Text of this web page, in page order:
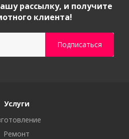
рассылку, и получите
клиента!
Услуги
Ремонт